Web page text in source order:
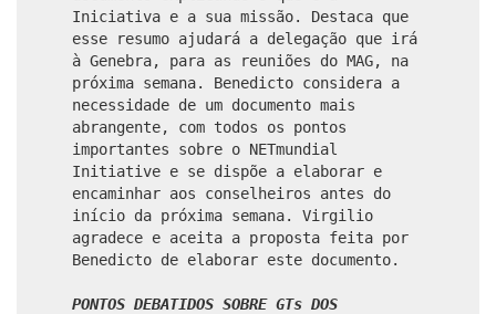
Iniciativa e a sua missão. Destaca que
esse resumo ajudará a delegação que irá
à Genebra, para as reuniões do MAG, na
próxima semana. Benedicto considera a
necessidade de um documento mais
abrangente, com todos os pontos
importantes sobre o NETmundial
Initiative e se dispõe a elaborar e
encaminhar aos conselheiros antes do
início da próxima semana. Virgilio
agradece e aceita a proposta feita por
Benedicto de elaborar este documento.
PONTOS DEBATIDOS SOBRE GTs DOS